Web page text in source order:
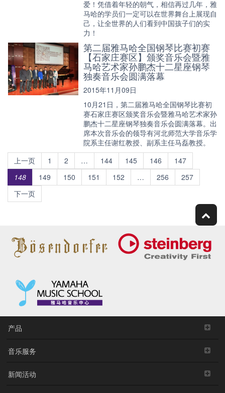
爱！凭借着年轻的朝气，相信再过几年，雅
马哈的学员们一定可以在世界舞台上展现自
己，让全世界的人们看到中国孩子们的实
力！
第二届雅马哈全国钢琴比赛初赛
【石家庄赛区】颁奖音乐会暨雅
马哈艺术家孙鹏杰十二星座钢琴
独奏音乐会圆满落幕
2015年11月09日
10月21日，第二届雅马哈全国钢琴比赛初
赛石家庄赛区颁奖音乐会暨雅马哈艺术家孙
鹏杰十二星座钢琴独奏音乐会圆满落幕。出
席本次音乐会的领导有河北师范大学音乐学
院系主任谢红教授、副系主任马磊教授。
上一页
1 2 … 144 145 146
147
148
149 150 151 152 … 256
257
下一页
产品
音乐服务
新闻活动